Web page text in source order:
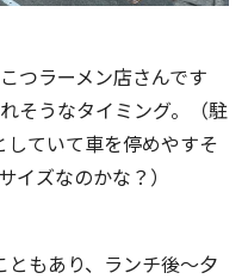
つラーメン店さんです
そうなタイミング。（駐
ていて車を停めやすそ
イズなのかな？）
もあり、ランチ後～夕